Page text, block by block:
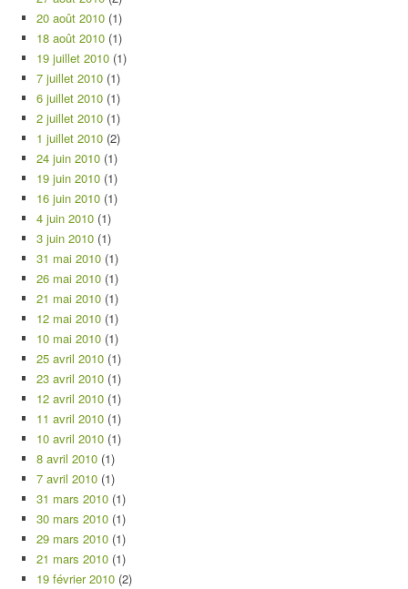
20 août 2010 (1)
18 août 2010 (1)
19 juillet 2010 (1)
7 juillet 2010 (1)
6 juillet 2010 (1)
2 juillet 2010 (1)
1 juillet 2010 (2)
24 juin 2010 (1)
19 juin 2010 (1)
16 juin 2010 (1)
4 juin 2010 (1)
3 juin 2010 (1)
31 mai 2010 (1)
26 mai 2010 (1)
21 mai 2010 (1)
12 mai 2010 (1)
10 mai 2010 (1)
25 avril 2010 (1)
23 avril 2010 (1)
12 avril 2010 (1)
11 avril 2010 (1)
10 avril 2010 (1)
8 avril 2010 (1)
7 avril 2010 (1)
31 mars 2010 (1)
30 mars 2010 (1)
29 mars 2010 (1)
21 mars 2010 (1)
19 février 2010 (2)